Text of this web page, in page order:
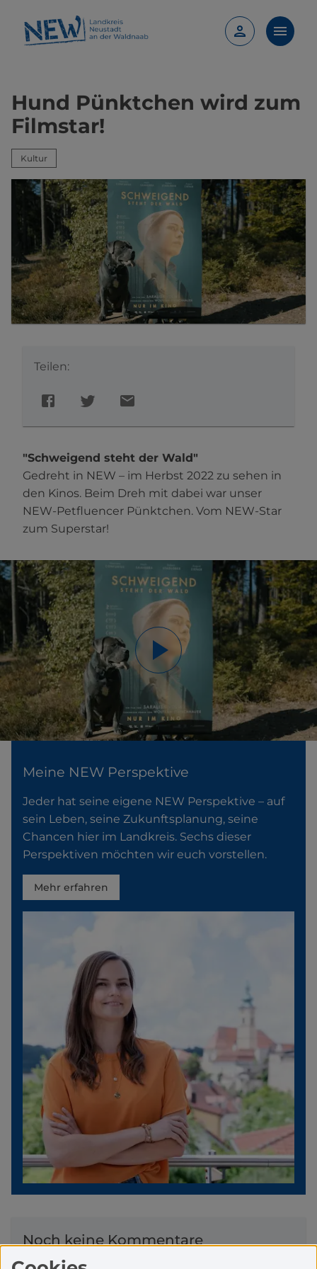
Hund Pünktchen wird zum
Filmstar!
Kultur
Teilen:
"Schweigend steht der Wald"
Gedreht in NEW – im Herbst 2022 zu sehen in
den Kinos. Beim Dreh mit dabei war unser
NEW-Petfluencer Pünktchen. Vom NEW-Star
zum Superstar!
Meine NEW Perspektive
Jeder hat seine eigene NEW Perspektive – auf
sein Leben, seine Zukunftsplanung, seine
Chancen hier im Landkreis. Sechs dieser
Perspektiven möchten wir euch vorstellen.
Mehr erfahren
Noch keine Kommentare
Sei der erste, der diese Geschichte